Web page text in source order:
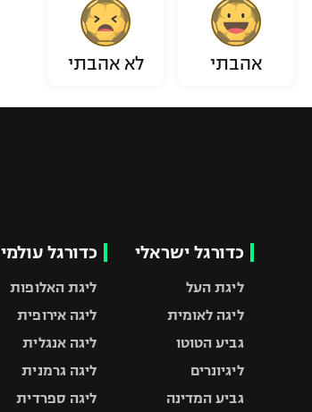
אהבתי לא אהבתי
כדורגל ישראלי
ליגת העל
ליגה לאומית
גביע הטוטו
ליגיונרים
גביע המדינה
כדורגל עולמי
ליגת האלופות
ליגה אירופית
ליגה אנגלית
ליגה גרמנית
ליגה ספרדית